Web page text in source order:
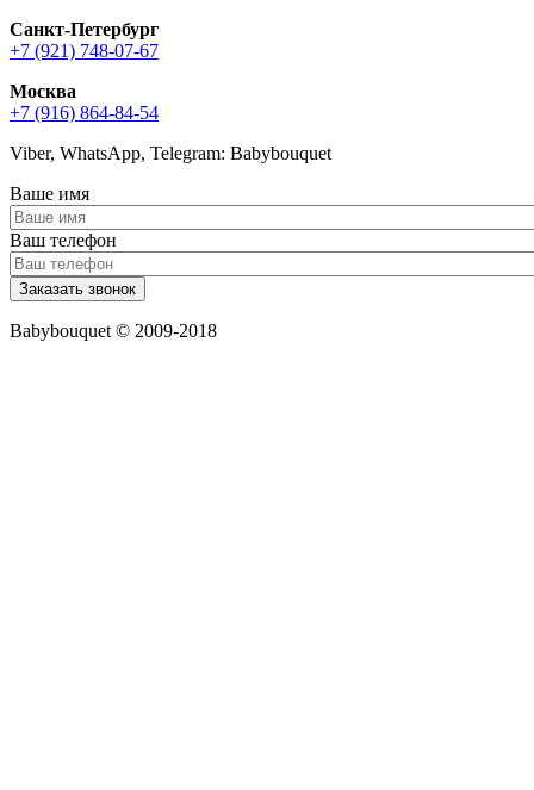
Санкт-Петербург
+7 (921) 748-07-67
Москва
+7 (916) 864-84-54
Viber, WhatsApp, Telegram: Babybouquet
Ваше имя
Ваш телефон
Babybouquet © 2009-2018